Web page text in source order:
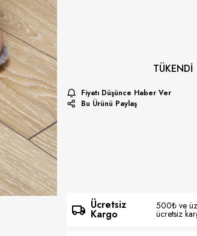
TÜKENDI
Fiyatı Düşünce Haber Ver
Bu Ürünü Paylaş
Ücretsiz
Kargo
500₺ ve
ücretsiz